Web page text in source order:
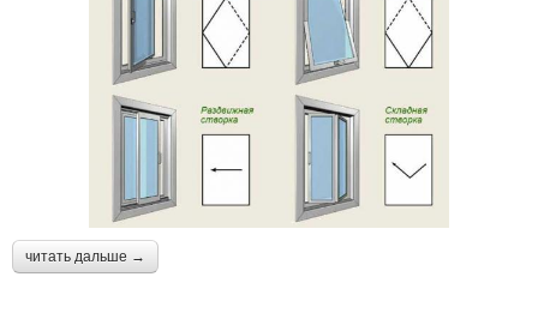
читать дальше →